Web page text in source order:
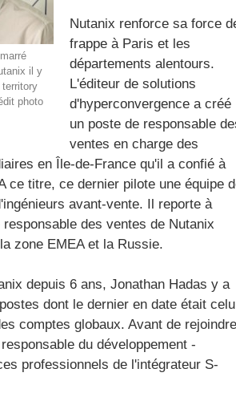
il y
photo
Nutanix renforce sa force
frappe à Paris et les
départements alentours.
L'éditeur de solutions
d'hyperconvergence a créé
un poste de responsable
ventes en charge des
en Île-de-France qu'il a confié à
ce titre, ce dernier pilote une équipe
avant-vente. Il reporte à
des ventes de Nutanix
zone EMEA et la Russie.
depuis 6 ans, Jonathan Hadas y a
dont le dernier en date était
comptes globaux. Avant de rejoindre
du développement -
professionnels de l'intégrateur S-